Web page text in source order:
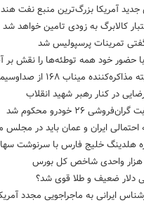
جدید آمریکا بزرگ‌ترین منبع نفت
کالابرگ به زودی تامین خواهد شد
تمرینات پرسپولیس شد
حضور خود همه توطئه‌ها را نقش بر
میناب ۱۶۸ از صداوسیما
در کنار رهبر شهید انقلاب
۲۶ خودرو محکوم شد
احتمالی ایران و عمان باید در
هلدینگ خلیج فارس با سرنوشت
دلار ضعیف و طلا قوی شد؟
ایرانی به ماجراجویی مجدد